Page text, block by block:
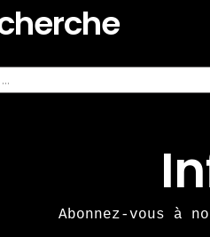
Abonnez-vous